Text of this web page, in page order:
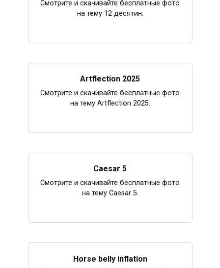
Смотрите и скачивайте бесплатные фото
на тему 12 десятин.
Artflection 2025
Смотрите и скачивайте бесплатные фото
на тему Artflection 2025.
Caesar 5
Смотрите и скачивайте бесплатные фото
на тему Caesar 5.
Horse belly inflation